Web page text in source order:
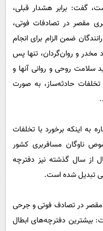
گفت: برابر هشدار قبلی،
مقصر در تصادفات فوتی،
ضمن الزام برای انجام
و روان‌گردان، تنها پس
روحی و روانی آنها و
حادثه‌ساز، به صورت
به اینکه برخورد با تخلفات
ناوگان مسافربری کشور
سال گذشته نیز دفترچه
تبدیل شده است.
رانندگان مقصر در تصادف فوتی و جرحی
بیشترین دفترچه‌های ابطال